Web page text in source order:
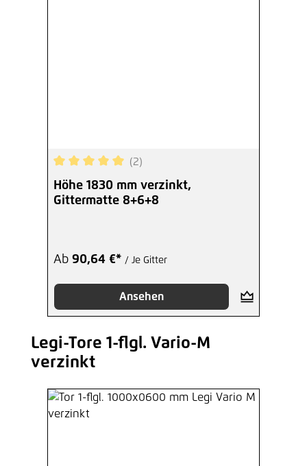
Durchschnittliche Bewertung von 5 von 5
(2)
Höhe 1830 mm verzinkt,
Gittermatte 8+6+8
Ab 90,64 €* / Je Gitter
Ansehen
Produktgalerie überspringen
Legi-Tore 1-flgl. Vario-M
verzinkt